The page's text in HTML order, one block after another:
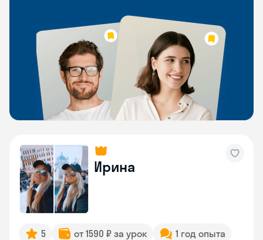
Ирина
5 от 1590 ₽ за урок
1 год опыта